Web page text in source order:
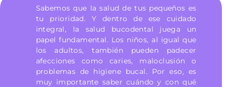
Sabemos que la salud de tus pequeños es
tu prioridad. Y dentro de ese cuidado
integral, la salud bucodental juega un
papel fundamental. Los niños, al igual que
los adultos, también pueden padecer
afecciones como caries, maloclusión o
problemas de higiene bucal. Por eso, es
muy importante saber cuándo y con qué